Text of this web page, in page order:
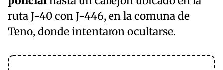
ruta J-40 con J-446, en la comuna de
Teno, donde intentaron ocultarse.